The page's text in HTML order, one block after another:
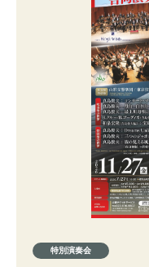
特別演奏会